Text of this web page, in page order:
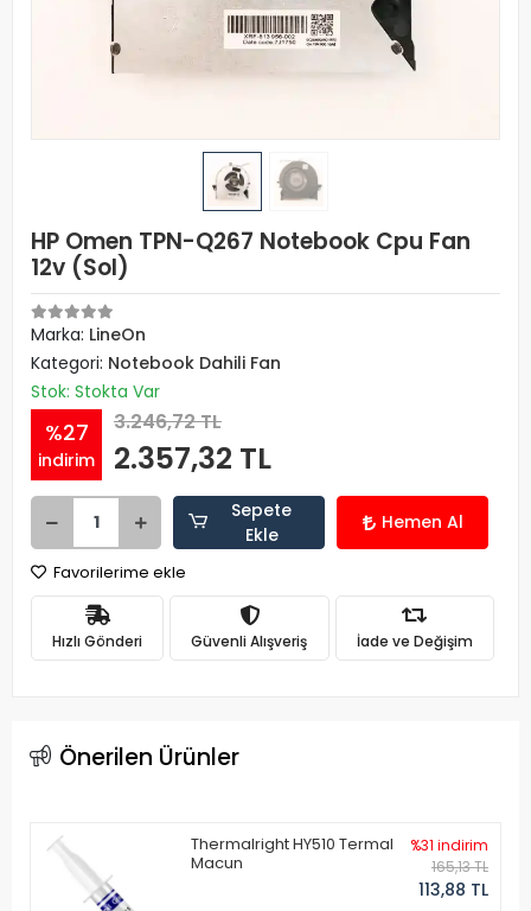
HP Omen TPN-Q267 Notebook Cpu Fan
12v (Sol)
Marka: LineOn
Kategori: Notebook Dahili Fan
Stok: Stokta Var
%27
indirim
3.246,72 TL
2.357,32 TL
Sepete
Ekle
Hemen Al
Favorilerime ekle
Hızlı Gönderi Güvenli Alışveriş İade ve Değişim
Önerilen Ürünler
Thermalright HY510 Termal
Macun
%31 indirim
165,13 TL
113,88 TL